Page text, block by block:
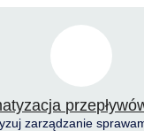
zarządzanie